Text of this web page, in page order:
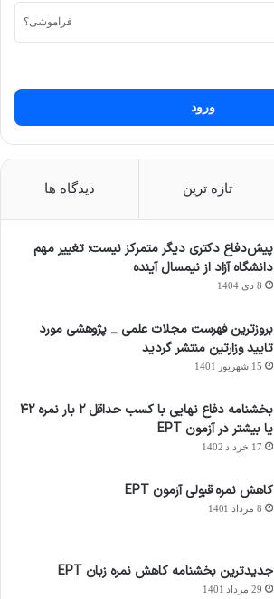
فراموشی؟
ورود
تازه ترین دیدگاه ها
پیش‌دفاع دکتری دیگر متمرکز نیست؛ تغییر مهم
دانشگاه آزاد از نیمسال آینده
8 دی 1404
بروزترین فهرست مجلات علمی _ پژوهشی مورد
تایید وزارتین منتشر گردید
15 شهریور 1401
بخشنامه دفاع نهایی با کسب حداقل ۲ بار نمره ۴۲
یا بیشتر در آزمون EPT
17 خرداد 1402
کاهش نمره قبولی آزمون EPT
8 مرداد 1401
جدیدترین بخشنامه کاهش نمره زبان EPT
29 مرداد 1401